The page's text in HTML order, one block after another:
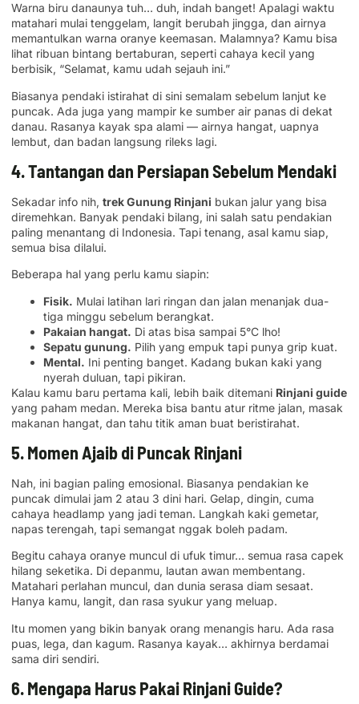
Warna biru danaunya tuh… duh, indah banget! Apalagi waktu
matahari mulai tenggelam, langit berubah jingga, dan airnya
memantulkan warna oranye keemasan. Malamnya? Kamu bisa
lihat ribuan bintang bertaburan, seperti cahaya kecil yang
berbisik, “Selamat, kamu udah sejauh ini.”
Biasanya pendaki istirahat di sini semalam sebelum lanjut ke
puncak. Ada juga yang mampir ke sumber air panas di dekat
danau. Rasanya kayak spa alami — airnya hangat, uapnya
lembut, dan badan langsung rileks lagi.
4. Tantangan dan Persiapan Sebelum Mendaki
Sekadar info nih, trek Gunung Rinjani bukan jalur yang bisa
diremehkan. Banyak pendaki bilang, ini salah satu pendakian
paling menantang di Indonesia. Tapi tenang, asal kamu siap,
semua bisa dilalui.
Beberapa hal yang perlu kamu siapin:
Fisik. Mulai latihan lari ringan dan jalan menanjak dua-
tiga minggu sebelum berangkat.
Pakaian hangat. Di atas bisa sampai 5°C lho!
Sepatu gunung. Pilih yang empuk tapi punya grip kuat.
Mental. Ini penting banget. Kadang bukan kaki yang
nyerah duluan, tapi pikiran.
Kalau kamu baru pertama kali, lebih baik ditemani Rinjani guide
yang paham medan. Mereka bisa bantu atur ritme jalan, masak
makanan hangat, dan tahu titik aman buat beristirahat.
5. Momen Ajaib di Puncak Rinjani
Nah, ini bagian paling emosional. Biasanya pendakian ke
puncak dimulai jam 2 atau 3 dini hari. Gelap, dingin, cuma
cahaya headlamp yang jadi teman. Langkah kaki gemetar,
napas terengah, tapi semangat nggak boleh padam.
Begitu cahaya oranye muncul di ufuk timur… semua rasa capek
hilang seketika. Di depanmu, lautan awan membentang.
Matahari perlahan muncul, dan dunia serasa diam sesaat.
Hanya kamu, langit, dan rasa syukur yang meluap.
Itu momen yang bikin banyak orang menangis haru. Ada rasa
puas, lega, dan kagum. Rasanya kayak… akhirnya berdamai
sama diri sendiri.
6. Mengapa Harus Pakai Rinjani Guide?